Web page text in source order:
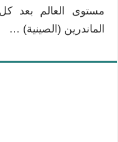
مستوى العالم بعد
الماندرين (الصينية) …